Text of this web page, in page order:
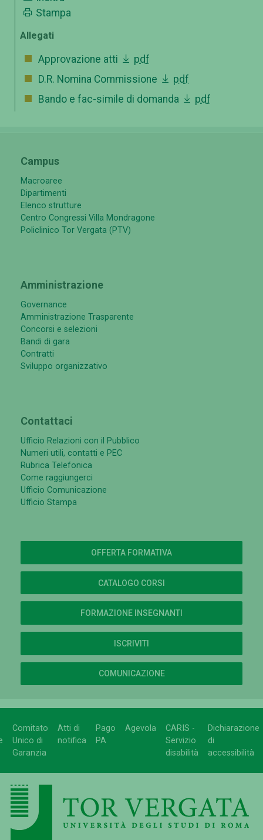
Stampa
Allegati
Approvazione atti
pdf
D.R. Nomina Commissione
pdf
Bando e fac-simile di domanda
pdf
Campus
Macroaree
Dipartimenti
Elenco strutture
Centro Congressi Villa Mondragone
Policlinico Tor Vergata (PTV)
Amministrazione
Governance
Amministrazione Trasparente
Concorsi e selezioni
Bandi di gara
Contratti
Sviluppo organizzativo
Contattaci
Ufficio Relazioni con il Pubblico
Numeri utili, contatti e PEC
Rubrica Telefonica
Come raggiungerci
Ufficio Comunicazione
Ufficio Stampa
OFFERTA FORMATIVA
CATALOGO CORSI
FORMAZIONE INSEGNANTI
ISCRIVITI
COMUNICAZIONE
Comitato
Unico di
Garanzia
Atti di
notifica
Pago
PA
Agevola
CARIS -
Servizio
disabilità
Dichiarazione
di
accessibilità